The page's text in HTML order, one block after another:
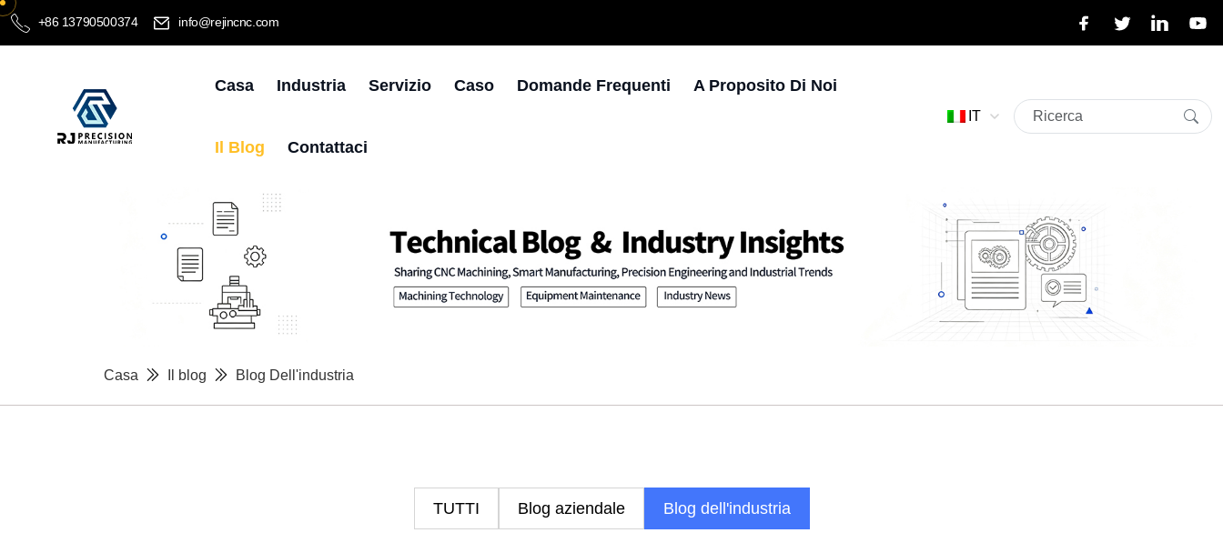
+86 13790500374 info@rejincnc.com
Casa Industria Servizio Caso Domande Frequenti A Proposito Di Noi
Il Blog Contattaci
IT
Casa Il blog Blog Dell'industria
TUTTI Blog aziendale Blog dell'industria